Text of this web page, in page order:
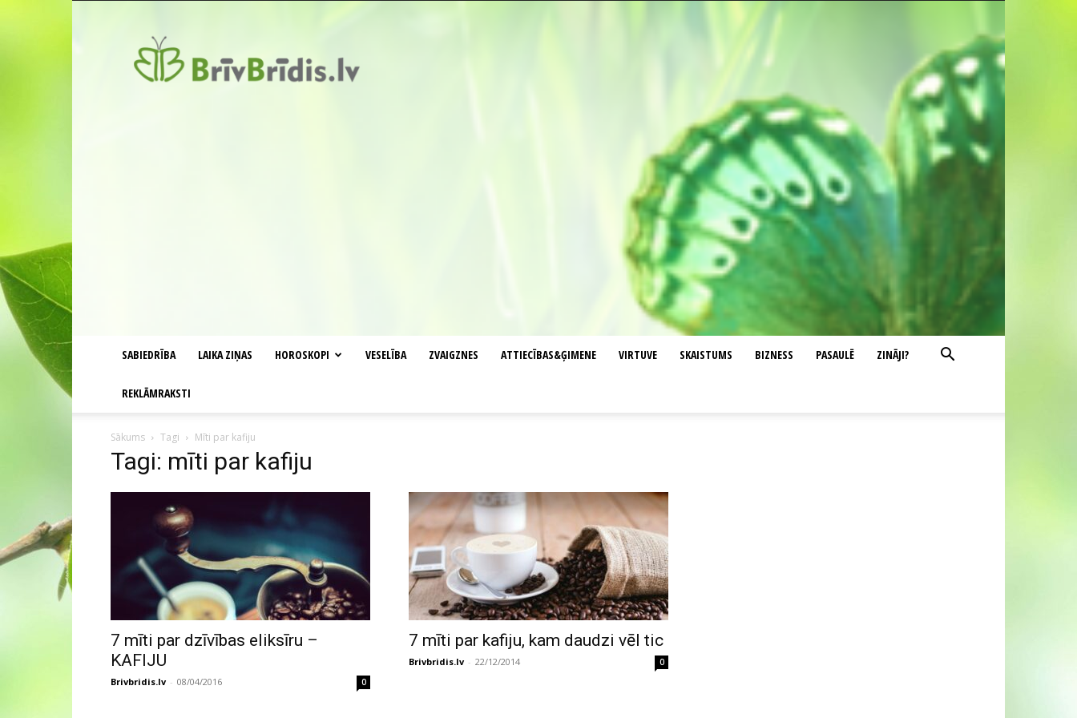
SABIEDRĪBA LAIKA ZIŅAS HOROSKOPI VESELĪBA ZVAIGZNES ATTIECĪBAS&ĢIMENE VIRTUVE SKAISTUMS BIZNESS PASAULĒ ZINĀJI?
REKLĀMRAKSTI
Sākums Tagi Mīti par kafiju
Tagi: mīti par kafiju
7 mīti par dzīvības eliksīru –
KAFIJU
Brivbridis.lv - 08/04/2016 0
7 mīti par kafiju, kam daudzi vēl tic
Brivbridis.lv - 22/12/2014 0